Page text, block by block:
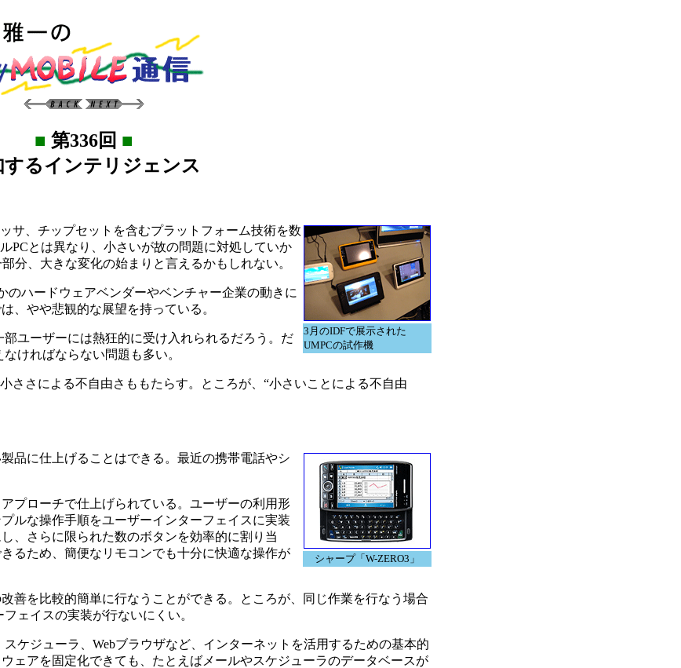
■ 第336回 ■
するインテリジェンス
3月のIDFで展示された
UMPCの試作機
サ、チップセットを含むプラットフォーム技術を数
PCとは異なり、小さいが故の問題に対処していか
分、大きな変化の始まりと言えるかもしれない。
ハードウェアベンダーやベンチャー企業の動きに
、やや悲観的な展望を持っている。
ユーザーには熱狂的に受け入れられるだろう。だ
ければならない問題も多い。
さによる不自由さももたらす。ところが、“小さいことによる不自由
シャープ「W-ZERO3」
品に仕上げることはできる。最近の携帯電話やシ
プローチで仕上げられている。ユーザーの利用形
ルな操作手順をユーザーインターフェイスに実装
、さらに限られた数のボタンを効率的に割り当
るため、簡便なリモコンでも十分に快適な操作が
を比較的簡単に行なうことができる。ところが、同じ作業を行なう場合
ェイスの実装が行ないにくい。
ケジューラ、Webブラウザなど、インターネットを活用するための基本的
ェアを固定化できても、たとえばメールやスケジューラのデータベースが